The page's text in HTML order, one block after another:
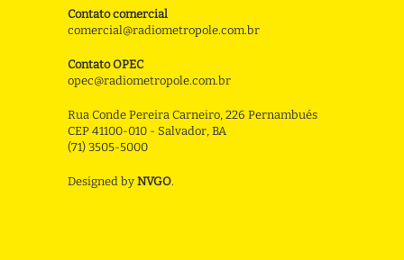
Contato comercial
comercial@radiometropole.com.br
Contato OPEC
opec@radiometropole.com.br
Rua Conde Pereira Carneiro, 226 Pernambués
CEP 41100-010 - Salvador, BA
(71) 3505-5000
Designed by NVGO.